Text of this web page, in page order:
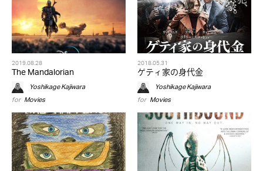
2019.08.28
The Mandalorian
Yoshikage Kajiwara
for Movies
2018.05.31
ゲティ家の身代金
Yoshikage Kajiwara
for Movies